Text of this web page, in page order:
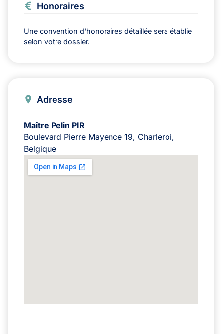
Honoraires
Une convention d'honoraires détaillée sera établie
selon votre dossier.
Adresse
Maître Pelin PIR
Boulevard Pierre Mayence 19, Charleroi,
Belgique